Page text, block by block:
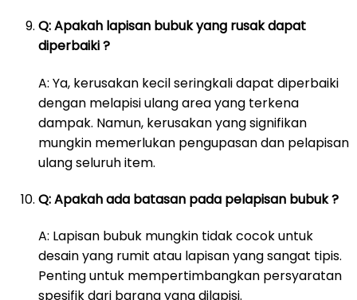
Q: Apakah lapisan bubuk yang rusak dapat
diperbaiki ?
A: Ya, kerusakan kecil seringkali dapat diperbaiki
dengan melapisi ulang area yang terkena
dampak. Namun, kerusakan yang signifikan
mungkin memerlukan pengupasan dan pelapisan
ulang seluruh item.
Q: Apakah ada batasan pada pelapisan bubuk ?
A: Lapisan bubuk mungkin tidak cocok untuk
desain yang rumit atau lapisan yang sangat tipis.
Penting untuk mempertimbangkan persyaratan
spesifik dari barang yang dilapisi.